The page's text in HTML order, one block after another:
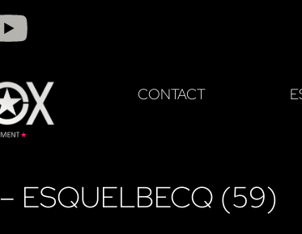
CONTACT
ESQUELBECQ (59)